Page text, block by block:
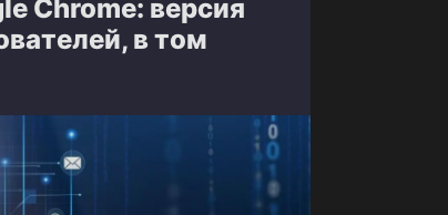
Chrome: версия
в том